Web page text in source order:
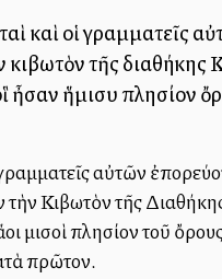
καὶ οἱ γραμματεῖς
κιβωτὸν τῆς
ἦσαν ἥμισυ πλησίον
αὐτῶν
Κιβωτὸν τῆς
μισοὶ πλησίον τοῦ
πρῶτον.